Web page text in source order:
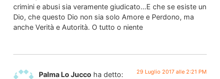
crimini e abusi sia veramente giudicato…E che se esiste un
Dio, che questo Dio non sia solo Amore e Perdono, ma
anche Verità e Autorità. O tutto o niente
Palma Lo Jucco ha detto: 29 Luglio 2017 alle 2:21 PM